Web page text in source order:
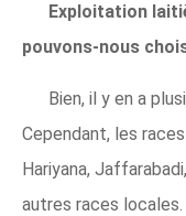
Exploitation
pouvons-nous
Bien, il y en a
Cependant, les
Hariyana,
autres races locales.